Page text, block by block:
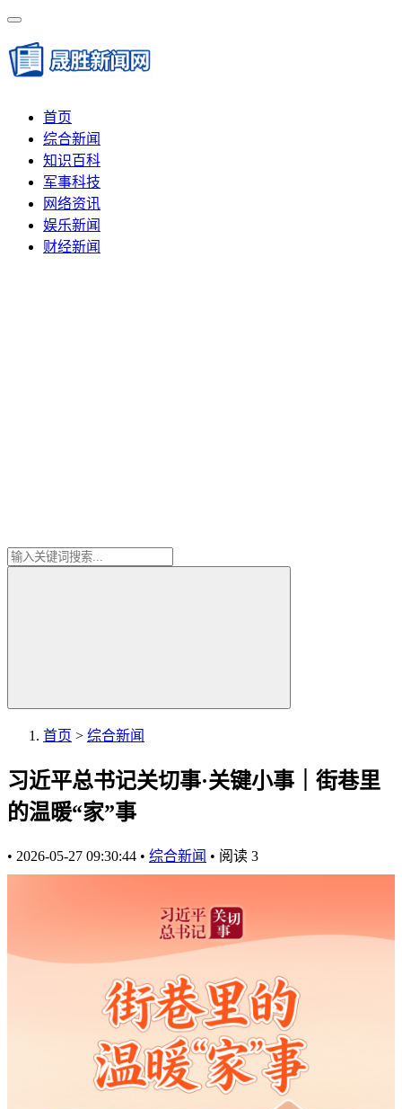
首页
综合新闻
知识百科
军事科技
网络资讯
娱乐新闻
财经新闻
首页 > 综合新闻
习近平总书记关切事·关键小事｜街巷里
的温暖“家”事
• 2026-05-27 09:30:44 • 综合新闻 • 阅读 3